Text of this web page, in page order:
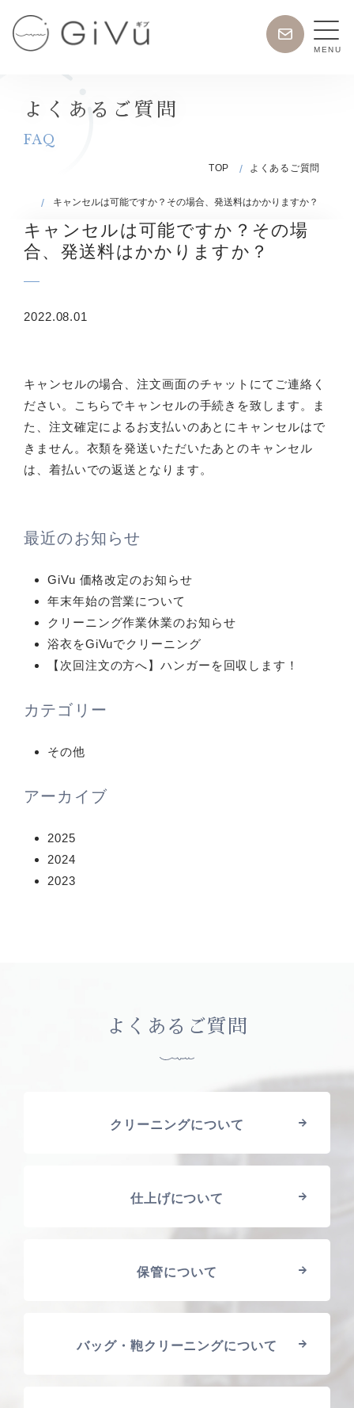
content
が
配
ー
問
MENU
よくあるご質問
FAQ
TOP よくあるご質問
キャンセルは可能ですか？その場合、発送料はかかりますか？
キャンセルは可能ですか？その場
合、発送料はかかりますか？
2022.08.01
キャンセルの場合、注文画面のチャットにてご連絡く
ださい。こちらでキャンセルの手続きを致します。ま
た、注文確定によるお支払いのあとにキャンセルはで
きません。衣類を発送いただいたあとのキャンセル
は、着払いでの返送となります。
最近のお知らせ
GiVu 価格改定のお知らせ
年末年始の営業について
クリーニング作業休業のお知らせ
浴衣をGiVuでクリーニング
【次回注文の方へ】ハンガーを回収します！
カテゴリー
その他
アーカイブ
2025
2024
2023
よくあるご質問
クリーニングについて
仕上げについて
保管について
バッグ・鞄クリーニングについて